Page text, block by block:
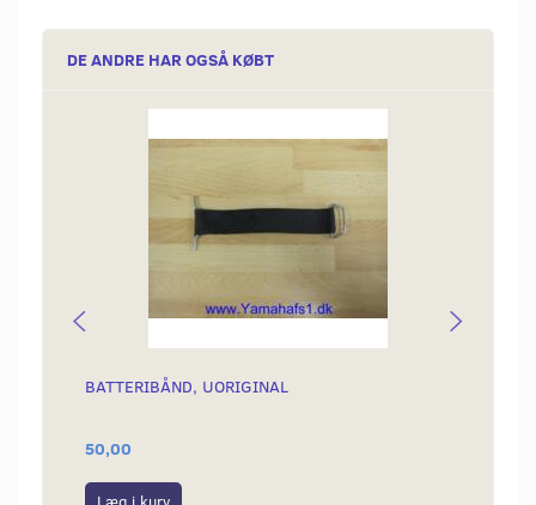
DE ANDRE HAR OGSÅ KØBT
BATTERIBÅND, UORIGINAL
50,00
Læg i kurv